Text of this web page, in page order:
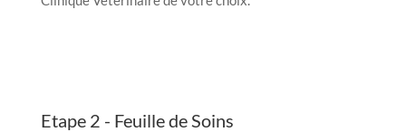
Etape 2 - Feuille de Soins